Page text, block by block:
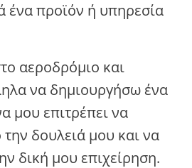
ένα προϊόν ή υπηρεσία
αεροδρόμιο και
να δημιουργήσω ένα
μου επιτρέπει να
δουλειά μου και να
δική μου επιχείρηση.